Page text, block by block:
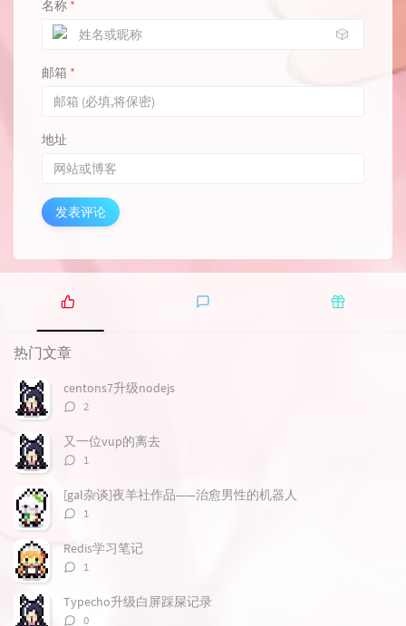
名称 *
🎲
邮箱 *
地址
发表评论
热
门
文
热门文章
centons7升级nodejs
评
数：
2
又一位vup的离去
评
数：
1
[gal杂谈]夜羊社作品——治愈男性的机器人
评
数：
1
Redis学习笔记
评
数：
1
Typecho升级白屏踩屎记录
评
0